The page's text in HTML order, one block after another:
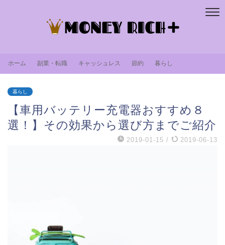
ホーム 副業・転職 キャッシュレス 節約 暮らし
暮らし
【車用バッテリー充電器おすすめ８
選！】その効果から選び方までご紹介
2019-01-15 / 2019-06-13